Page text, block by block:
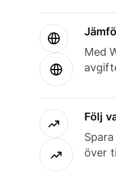
Med
Följ
över